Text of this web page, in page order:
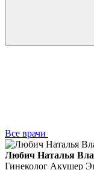
Все врачи
Любич Наталья
Гинеколог Акушер